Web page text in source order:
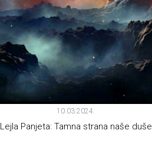
10.03.2024.
Lejla Panjeta: Tamna strana naše duše